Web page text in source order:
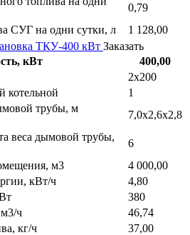
0,79
СУГ на одни сутки, л
1 128,00
ТКУ-400 кВт Заказать
кВт
400,00
2х200
котельной
1
трубы, м
7,0х2,6х2,8
веса дымовой трубы,
6
м3
4 000,00
кВт/ч
4,80
380
м3/ч
46,74
кг/ч
37,00